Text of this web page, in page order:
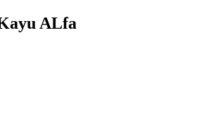
ALfa